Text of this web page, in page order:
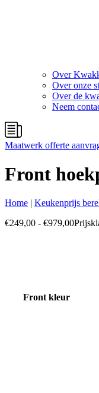
Over
Over onze
Over de
Neem
Maatwerk offerte
Front
Home | Keukenprijs
€249,00 - €979,00
Front kleur